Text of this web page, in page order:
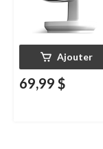
Ajouter
69,99 $